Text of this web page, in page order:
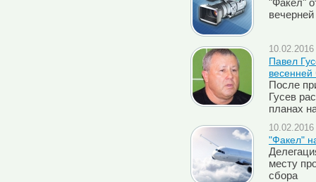
"Факел"
вечерней
Павел
весенней
После
Гусев
планах
"Факел"
месту
сбора